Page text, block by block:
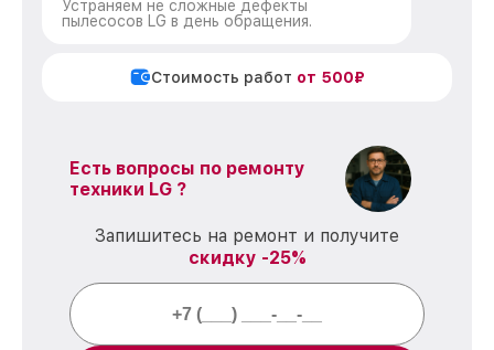
Устраняем не сложные дефекты
пылесосов LG в день обращения.
Стоимость работ от 500₽
Есть вопросы по ремонту
техники LG ?
Запишитесь на ремонт и получите
скидку -25%